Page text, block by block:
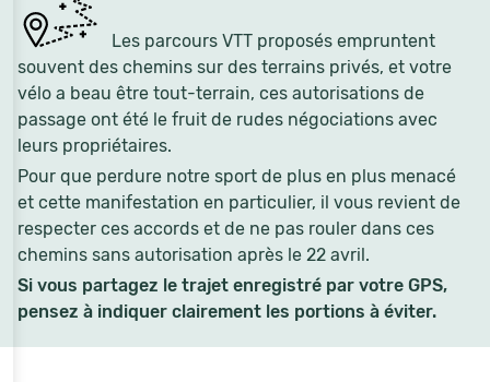
Les parcours VTT proposés empruntent
souvent des chemins sur des terrains privés, et votre
vélo a beau être tout-terrain, ces autorisations de
passage ont été le fruit de rudes négociations avec
leurs propriétaires.
Pour que perdure notre sport de plus en plus menacé
et cette manifestation en particulier, il vous revient de
respecter ces accords et de ne pas rouler dans ces
chemins sans autorisation après le 22 avril.
Si vous partagez le trajet enregistré par votre GPS,
pensez à indiquer clairement les portions à éviter.